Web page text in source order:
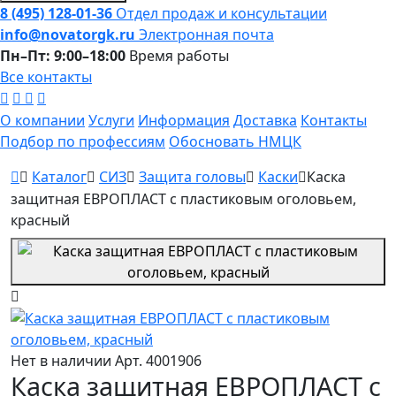
8 (495) 128-01-36 Отдел продаж и консультации
info@novatorgk.ru Электронная почта
Пн–Пт: 9:00–18:00 Время работы
Все контакты
О компании Услуги Информация Доставка Контакты
Подбор по профессиям Обосновать НМЦК
Каталог
СИЗ Защита головы Каски Каска
защитная ЕВРОПЛАСТ с пластиковым оголовьем,
красный
Нет в наличии Арт. 4001906
Каска защитная ЕВРОПЛАСТ с